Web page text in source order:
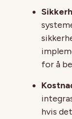
for å
hvis